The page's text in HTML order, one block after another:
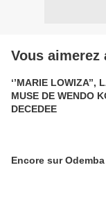
Vous aimerez
‘’MARIE LOWIZA’’,
MUSE DE WENDO
DECEDEE
Encore sur